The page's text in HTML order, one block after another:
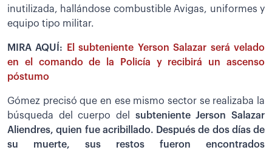
inutilizada, hallándose combustible Avigas, uniformes y
equipo tipo militar.
MIRA AQUÍ:
El subteniente Yerson Salazar será velado
en el comando de la Policía y recibirá un ascenso
póstumo
Gómez precisó que en ese mismo sector se realizaba la
búsqueda del cuerpo del subteniente Jerson Salazar
Aliendres, quien fue acribillado. Después de dos días de
su muerte, sus restos fueron encontrados